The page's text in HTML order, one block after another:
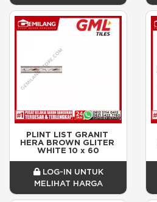
PLINT LIST GRANIT
HERA BROWN GLITER
WHITE 10 x 60
LOG-IN UNTUK
MELIHAT HARGA